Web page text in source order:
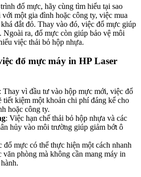
đổ mực, hãy cùng tìm hiểu tại sao
một gia đình hoặc công ty, việc mua
đắt đỏ. Thay vào đó, việc đổ mực giúp
Ngoài ra, đổ mực còn giúp bảo vệ môi
việc thải bỏ hộp nhựa.
đổ mực máy in HP Laser
Thay vì đầu tư vào hộp mực mới, việc đổ
tiết kiệm một khoản chi phí đáng kể cho
hoặc công ty.
: Việc hạn chế thải bỏ hộp nhựa và các
hủy vào môi trường giúp giảm bớt ô
đổ mực có thể thực hiện một cách nhanh
văn phòng mà không cần mang máy in